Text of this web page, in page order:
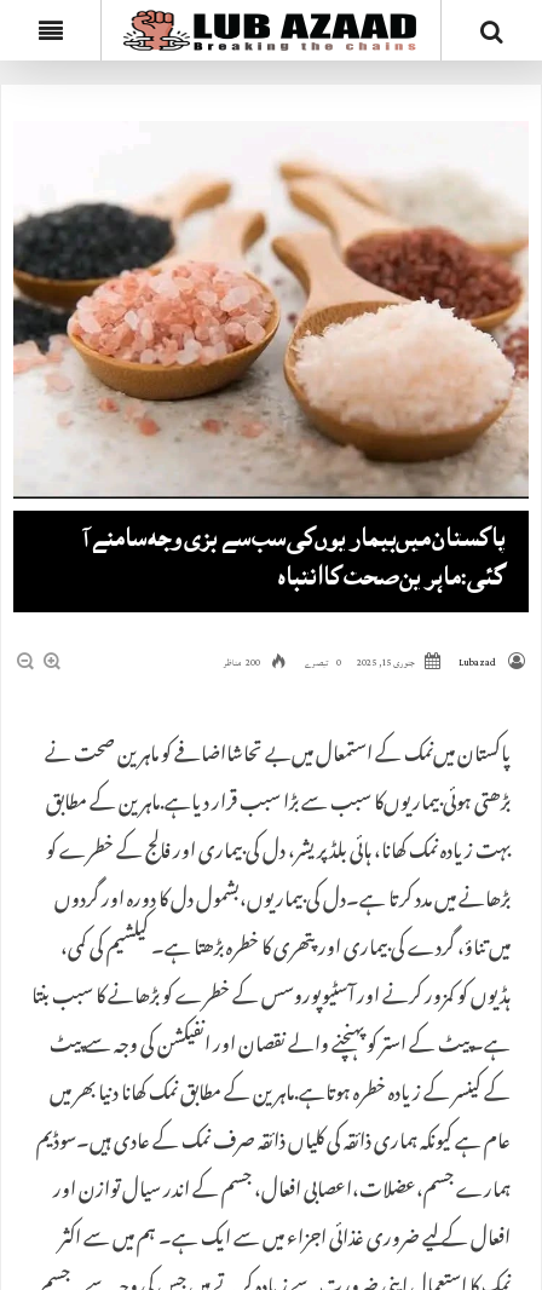
پاکستان میں‌بیماریوں‌کی سب سے بڑی وجہ سامنے آ
گئی:ماہرین صحت کاانتباہ
Lubazad جنوری 15, 2025 0 تبصرے 200 مناظر
پاکستان میں‌نمک کے استمعال میں‌بے تحاشااضافے کو ماہرین صحت نے
بڑھتی ہوئی بیماریوں‌کا سبب سے بڑا سبب قرار دیاہے.ماہرین کے مطابق
بہت زیادہ نمک کھانا، ہائی بلڈ پریشر، دل کی بیماری اور فالج کے خطرے کو
بڑھانے میں مدد کرتا ہے۔دل کی بیماریوں،بشمول دل کا دورہ اور گردوں
میں تناؤ، گردے کی بیماری اور پتھری کا خطرہ بڑھتا ہے۔ کیلشیم کی کمی،
ہڈیوں کو کمزور کرنے اور آسٹیوپوروسس کے خطرے کو بڑھانے کا سبب بنتا
ہے۔پیٹ کے استر کو پہنچنے والے نقصان اور انفیکشن کی وجہ سے پیٹ
کے کینسر کے زیادہ خطرہ ہوتاہے.ماہرین کے مطابق نمک کھانا دنیا بھر میں
عام ہے کیونکہ ہماری ذائقہ کی کلیاں ذائقہ صرف نمک کے عادی ہیں۔سوڈیم
ہمارے جسم،عضلات،اعصابی افعال، جسم کے اندر سیال توازن اور
افعال کے لیے ضروری غذائی اجزاء میں سے ایک ہے۔ ہم میں سے اکثر